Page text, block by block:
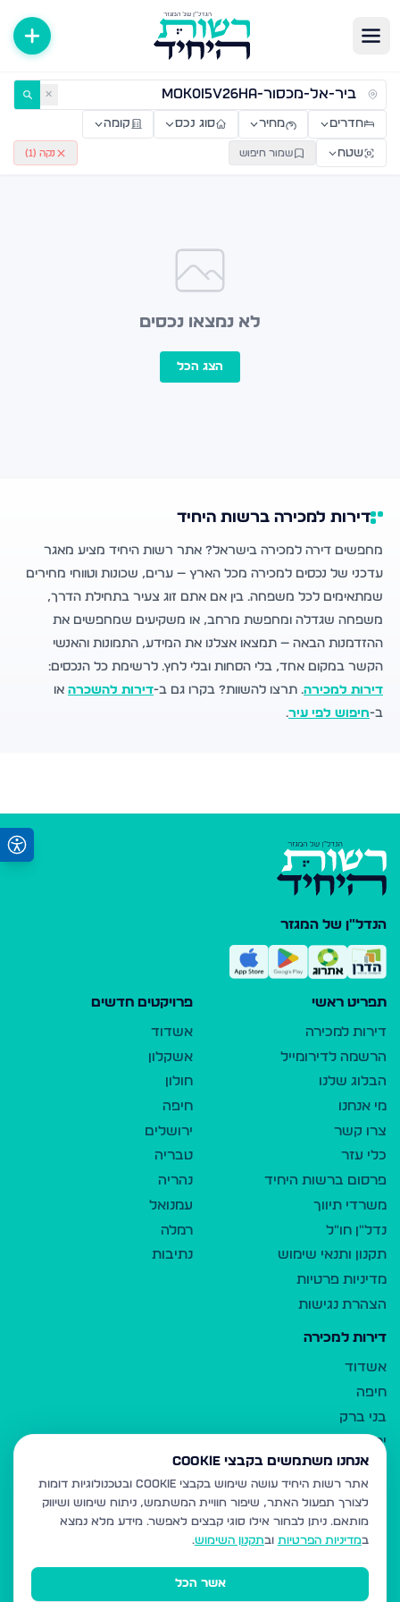
דירות למכירה ולהשכרה — רשות היחיד ✕
חדרים מחיר סוג נכס קומה
שטח שמור חיפוש נקה ( 1
)
לא נמצאו נכסים
הצג הכל
דירות למכירה ברשות היחיד
מחפשים דירה למכירה בישראל? אתר רשות היחיד מציע מאגר
עדכני של נכסים למכירה מכל הארץ — ערים, שכונות וטווחי מחירים
שמתאימים לכל משפחה. בין אם אתם זוג צעיר בתחילת הדרך,
משפחה שגדלה ומחפשת מרחב, או משקיעים שמחפשים את
ההזדמנות הבאה — תמצאו אצלנו את המידע, התמונות והאנשי
הקשר במקום אחד, בלי הסחות ובלי לחץ. לרשימת כל הנכסים:
דירות למכירה. תרצו להשוות? בקרו גם ב-דירות להשכרה או
ב-חיפוש לפי עיר.
הנדל"ן של המגזר
תפריט ראשי
דירות למכירה
הרשמה לדירומייל
הבלוג שלנו
מי אנחנו
צרו קשר
כלי עזר
פרסום ברשות היחיד
משרדי תיווך
נדל"ן חו"ל
תקנון ותנאי שימוש
מדיניות פרטיות
הצהרת נגישות
פרויקטים חדשים
אשדוד
אשקלון
חולון
חיפה
ירושלים
טבריה
נהריה
עמנואל
רמלה
נתיבות
דירות למכירה
אשדוד
חיפה
בני ברק
ירושלים
אלעד
גבעת זאב
בית שמש
רכסים
מודיעין עילית
אנחנו משתמשים בקבצי Cookie
אתר רשות היחיד עושה שימוש בקבצי Cookie ובטכנולוגיות דומות
לצורך תפעול האתר, שיפור חוויית המשתמש, ניתוח שימוש ושיווק
מותאם. ניתן לבחור אילו סוגי קבצים לאפשר. מידע מלא נמצא
במדיניות הפרטיות ובתקנון השימוש.
אשר הכל